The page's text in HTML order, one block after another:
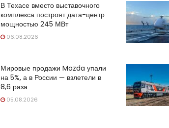
В Техасе вместо выставочного
комплекса построят дата-центр
мощностью 245 МВт
06.08.2026
Мировые продажи Mazda упали
на 5%, а в России — взлетели в
8,6 раза
05.08.2026